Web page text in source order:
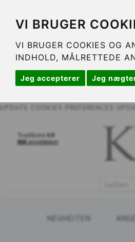
VI BRUGER
VI BRUGER COOKIES OG
INDHOLD, MÅLRETTEDE
Jeg accepterer Jeg
UPDATE COOKIES PREFERENCES
NEUHEITEN